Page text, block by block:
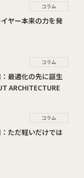
コラム
ヤー本来の力を発
コラム
最適化の先に誕生
ARCHITECTURE
コラム
ただ軽いだけでは